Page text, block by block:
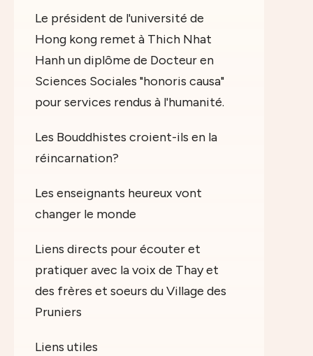
Le président de l'université de
Hong kong remet à Thich Nhat
Hanh un diplôme de Docteur en
Sciences Sociales "honoris causa"
pour services rendus à l'humanité.
Les Bouddhistes croient-ils en la
réincarnation?
Les enseignants heureux vont
changer le monde
Liens directs pour écouter et
pratiquer avec la voix de Thay et
des frères et soeurs du Village des
Pruniers
Liens utiles